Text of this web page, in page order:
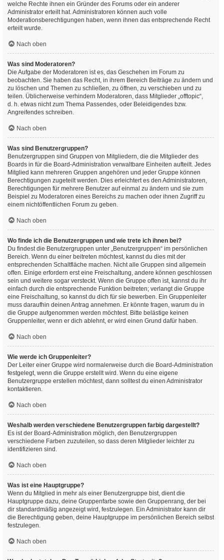
welche Rechte ihnen ein Gründer des Forums oder ein anderer
Administrator erteilt hat. Administratoren können auch volle
Moderationsberechtigungen haben, wenn ihnen das entsprechende Recht
erteilt wurde.
Nach oben
Was sind Moderatoren?
Die Aufgabe der Moderatoren ist es, das Geschehen im Forum zu
beobachten. Sie haben das Recht, in ihrem Bereich Beiträge zu ändern und
zu löschen und Themen zu schließen, zu öffnen, zu verschieben und zu
teilen. Üblicherweise verhindern Moderatoren, dass Mitglieder „offtopic“,
d. h. etwas nicht zum Thema Passendes, oder Beleidigendes bzw.
Angreifendes schreiben.
Nach oben
Was sind Benutzergruppen?
Benutzergruppen sind Gruppen von Mitgliedern, die die Mitglieder des
Boards in für die Board-Administration verwaltbare Einheiten aufteilt. Jedes
Mitglied kann mehreren Gruppen angehören und jeder Gruppe können
Berechtigungen zugeteilt werden. Dies erleichtert es den Administratoren,
Berechtigungen für mehrere Benutzer auf einmal zu ändern und sie zum
Beispiel zu Moderatoren eines Bereichs zu machen oder ihnen Zugriff zu
einem nichtöffentlichen Forum zu geben.
Nach oben
Wo finde ich die Benutzergruppen und wie trete ich ihnen bei?
Du findest die Benutzergruppen unter „Benutzergruppen“ im persönlichen
Bereich. Wenn du einer beitreten möchtest, kannst du dies mit der
entsprechenden Schaltfläche machen. Nicht alle Gruppen sind allgemein
offen. Einige erfordern erst eine Freischaltung, andere können geschlossen
sein und weitere sogar versteckt. Wenn die Gruppe offen ist, kannst du ihr
einfach durch die entsprechende Funktion beitreten; verlangt die Gruppe
eine Freischaltung, so kannst du dich für sie bewerben. Ein Gruppenleiter
muss daraufhin deinen Antrag annehmen. Er könnte fragen, warum du in
die Gruppe aufgenommen werden möchtest. Bitte belästige keinen
Gruppenleiter, wenn er dich ablehnt, er wird einen Grund dafür haben.
Nach oben
Wie werde ich Gruppenleiter?
Der Leiter einer Gruppe wird normalerweise durch die Board-Administration
festgelegt, wenn die Gruppe erstellt wird. Wenn du eine eigene
Benutzergruppe erstellen möchtest, dann solltest du einen Administrator
kontaktieren.
Nach oben
Weshalb werden verschiedene Benutzergruppen farbig dargestellt?
Es ist der Board-Administration möglich, den Benutzergruppen
verschiedene Farben zuzuteilen, so dass deren Mitglieder leichter zu
identifizieren sind.
Nach oben
Was ist eine Hauptgruppe?
Wenn du Mitglied in mehr als einer Benutzergruppe bist, dient die
Hauptgruppe dazu, deine Gruppenfarbe sowie den Gruppenrang, der bei
dir standardmäßig angezeigt wird, festzulegen. Ein Administrator kann dir
die Berechtigung geben, deine Hauptgruppe im persönlichen Bereich selbst
festzulegen.
Nach oben